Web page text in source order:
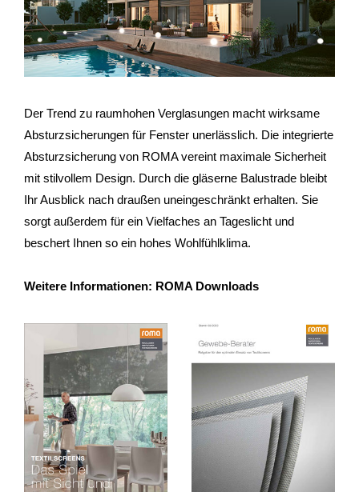
Der Trend zu raumhohen Verglasungen macht wirksame
Absturzsicherungen für Fenster unerlässlich. Die integrierte
Absturzsicherung von ROMA vereint maximale Sicherheit
mit stilvollem Design. Durch die gläserne Balustrade bleibt
Ihr Ausblick nach draußen uneingeschränkt erhalten. Sie
sorgt außerdem für ein Vielfaches an Tageslicht und
beschert Ihnen so ein hohes Wohlfühlklima.
Weitere Informationen: ROMA Downloads